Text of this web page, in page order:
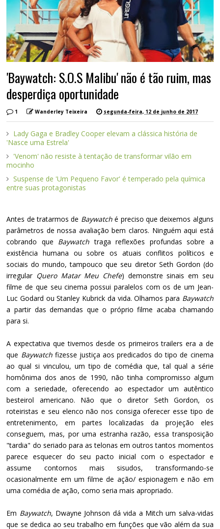
'Baywatch: S.O.S Malibu' não é tão ruim, mas
desperdiça oportunidade
1 Wanderley Teixeira segunda-feira, 12 de junho de 2017
Lady Gaga e Bradley Cooper elevam a clássica história de
'Nasce uma Estrela'
'Venom' não resiste à tentação de transformar vilão em
mocinho
Suspense de 'Um Pequeno Favor' é temperado pela química
entre suas protagonistas
Antes de tratarmos de Baywatché preciso que deixemos alguns
parâmetros de nossa avaliação bem claros. Ninguém aqui está
cobrando que Baywatchtraga reflexões profundas sobre a
existência humana ou sobre os atuais conflitos políticos e
sociais do mundo, tampouco que seu diretor Seth Gordon (do
irregular Quero Matar Meu Chefe) demonstre sinais em seu
filme de que seu cinema possui paralelos com os de um Jean-
Luc Godard ou Stanley Kubrick da vida. Olhamos para Baywatch
a partir das demandas que o próprio filme acaba chamando
para si.
A expectativa que tivemos desde os primeiros trailers era a de
que Baywatch fizesse justiça aos predicados do tipo de cinema
ao qual si vinculou, um tipo de comédia que, tal qual a série
homônima dos anos de 1990, não tinha compromisso algum
com a seriedade, oferecendo ao espectador um autêntico
besteirol americano. Não que o diretor Seth Gordon, os
roteiristas e seu elenco não nos consiga oferecer esse tipo de
entretenimento, em partes localizadas da projeção eles
conseguem, mas, por uma estranha razão, essa transposição
"tardia" do seriado para as telonas em outros tantos momentos
parece esquecer do seu pacto inicial com o espectador e
assume contornos mais sisudos, transformando-se
ocasionalmente em um filme de ação/ espionagem e não em
uma comédia de ação, como seria mais apropriado.
Em Baywatch, Dwayne Johnson dá vida a Mitch um salva-vidas
que se dedica ao seu trabalho em funções que vão além da sua